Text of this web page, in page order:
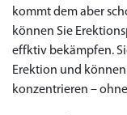
kommt dem aber
können Sie
effktiv bekämpfen.
Erektion und
konzentrieren –